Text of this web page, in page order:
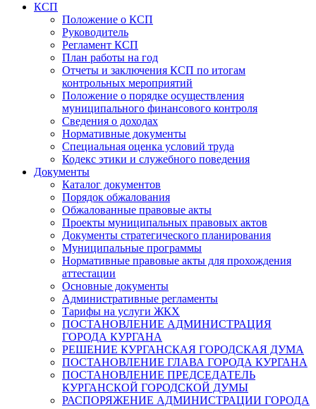
КСП
Положение о КСП
Руководитель
Регламент КСП
План работы на год
Отчеты и заключения КСП по итогам
контрольных мероприятий
Положение о порядке осуществления
муниципального финансового контроля
Сведения о доходах
Нормативные документы
Специальная оценка условий труда
Кодекс этики и служебного поведения
Документы
Каталог документов
Порядок обжалования
Обжалованные правовые акты
Проекты муниципальных правовых актов
Документы стратегического планирования
Муниципальные программы
Нормативные правовые акты для прохождения
аттестации
Основные документы
Административные регламенты
Тарифы на услуги ЖКХ
ПОСТАНОВЛЕНИЕ АДМИНИСТРАЦИЯ
ГОРОДА КУРГАНА
РЕШЕНИЕ КУРГАНСКАЯ ГОРОДСКАЯ ДУМА
ПОСТАНОВЛЕНИЕ ГЛАВА ГОРОДА КУРГАНА
ПОСТАНОВЛЕНИЕ ПРЕДСЕДАТЕЛЬ
КУРГАНСКОЙ ГОРОДСКОЙ ДУМЫ
РАСПОРЯЖЕНИЕ АДМИНИСТРАЦИИ ГОРОДА